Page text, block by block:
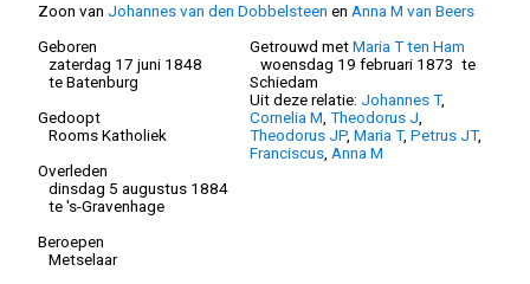
Zoon van Johannes van den Dobbelsteen en Anna M van Beers
Geboren
zaterdag 17 juni 1848
te Batenburg
Gedoopt
Rooms Katholiek
Overleden
dinsdag 5 augustus 1884
te 's-Gravenhage
Beroepen
Metselaar
Getrouwd metMaria T ten Ham
woensdag 19 februari 1873 te
Schiedam
Uit deze relatie: Johannes T,
Cornelia M, Theodorus J,
Theodorus JP, Maria T, Petrus JT,
Franciscus, Anna M